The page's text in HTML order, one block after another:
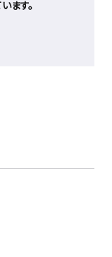
ます。